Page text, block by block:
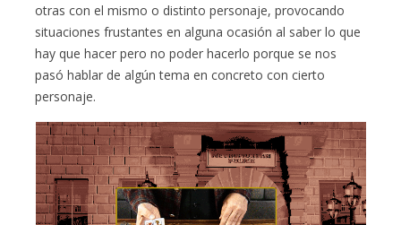
otras con el mismo o distinto personaje, provocando
situaciones frustantes en alguna ocasión al saber lo que
hay que hacer pero no poder hacerlo porque se nos
pasó hablar de algún tema en concreto con cierto
personaje.